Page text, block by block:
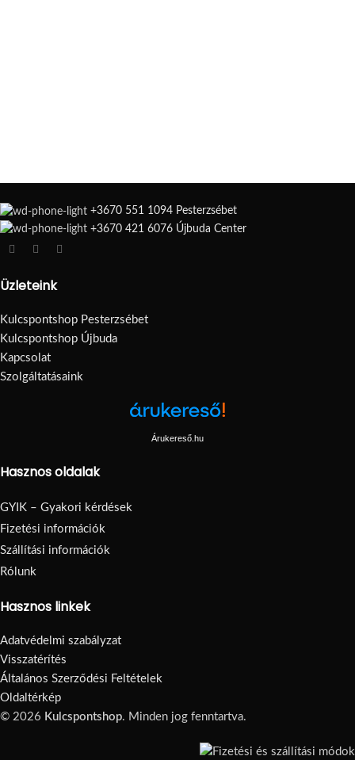
+3670 551 1094 Pesterzsébet
+3670 421 6076 Újbuda Center
Üzleteink
Kulcspontshop Pesterzsébet
Kulcspontshop Újbuda
Kapcsolat
Szolgáltatásaink
Árukereső.hu
Hasznos oldalak
GYIK – Gyakori kérdések
Fizetési információk
Szállítási információk
Rólunk
Hasznos linkek
Adatvédelmi szabályzat
Visszatérítés
Általános Szerződési Feltételek
Oldaltérkép
© 2026 Kulcspontshop. Minden jog fenntartva.